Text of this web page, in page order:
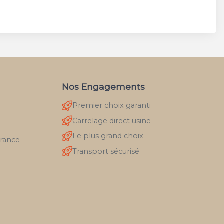
Nos Engagements
Premier choix garanti
Carrelage direct usine
Le plus grand choix
Transport sécurisé